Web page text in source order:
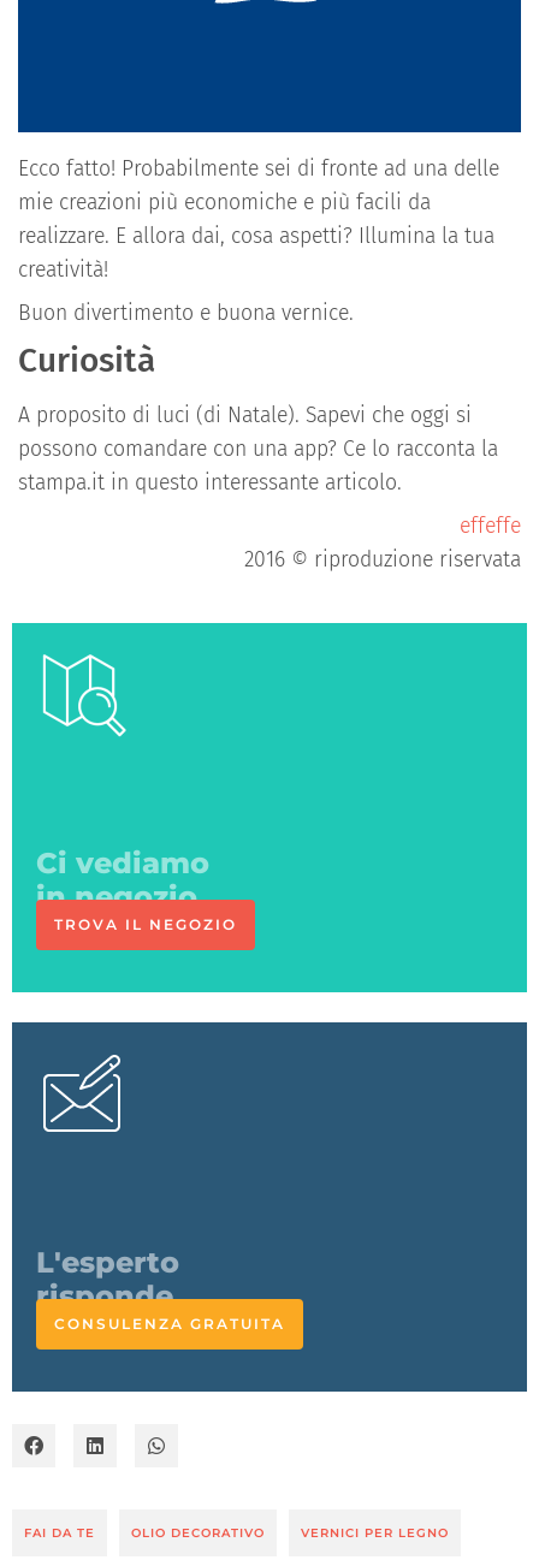
Ecco fatto! Probabilmente sei di fronte ad una delle
mie creazioni più economiche e più facili da
realizzare. E allora dai, cosa aspetti? Illumina la tua
creatività!
Buon divertimento e buona vernice.
Curiosità
A proposito di luci (di Natale). Sapevi che oggi si
possono comandare con una app? Ce lo racconta la
stampa.it in questo interessante articolo.
effeffe
2016 © riproduzione riservata
La vernice
giusta?
TROVA IL NEGOZIO
Come
verniciare?
CONSULENZA GRATUITA
FAI DA TE OLIO DECORATIVO VERNICI PER LEGNO